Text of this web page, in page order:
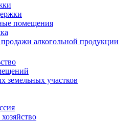
помещения
алкогольной продукции
земельных участков